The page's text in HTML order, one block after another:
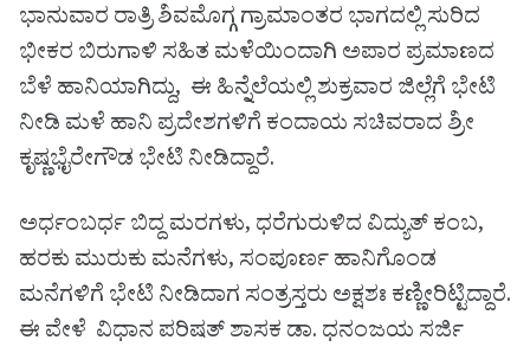
ಭಾನುವಾರ ರಾತ್ರಿ ಶಿವಮೊಗ್ಗ ಗ್ರಾಮಾಂತರ ಭಾಗದಲ್ಲಿ ಸುರಿದ
ಭೀಕರ ಬಿರುಗಾಳಿ ಸಹಿತ ಮಳೆಯಿಂದಾಗಿ ಅಪಾರ ಪ್ರಮಾಣದ
ಬೆಳೆ ಹಾನಿಯಾಗಿದ್ದು, ಈ ಹಿನ್ನೆಲೆಯಲ್ಲಿ ಶುಕ್ರವಾರ ಜಿಲ್ಲೆಗೆ ಭೇಟಿ
ನೀಡಿ ಮಳೆ ಹಾನಿ ಪ್ರದೇಶಗಳಿಗೆ ಕಂದಾಯ ಸಚಿವರಾದ ಶ್ರೀ
ಕೃಷ್ಣಭೈರೇಗೌಡ ಭೇಟಿ ನೀಡಿದ್ದಾರೆ.
ಅರ್ಧಂಬರ್ಧ ಬಿದ್ದ ಮರಗಳು, ಧರೆಗುರುಳಿದ ವಿದ್ಯುತ್ ಕಂಬ,
ಹರಕು ಮುರುಕು ಮನೆಗಳು, ಸಂಪೂರ್ಣ ಹಾನಿಗೊಂಡ
ಮನೆಗಳಿಗೆ ಭೇಟಿ ನೀಡಿದಾಗ ಸಂತ್ರಸ್ತರು ಅಕ್ಷಶಃ ಕಣ್ಣೀರಿಟ್ಟಿದ್ದಾರೆ.
ಈ ವೇಳೆ ವಿಧಾನ ಪರಿಷತ್ ಶಾಸಕ ಡಾ. ಧನಂಜಯ ಸರ್ಜಿ